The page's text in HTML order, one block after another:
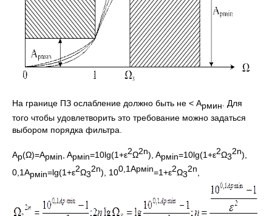
На границе ПЗ ослабление должно быть не < Apмин . Для
того чтобы удовлетворить это требование можно задаться
выбором порядка фильтра.
Ap(Ω)=Apмin , Apмin=10lg(1+ε2Ω2n), Apмin=10lg(1+ε2Ω3
2n),
0,1Apмin=lg(1+ε2Ω3
2n), 100,1Apмin=1+ε2Ω3
2n